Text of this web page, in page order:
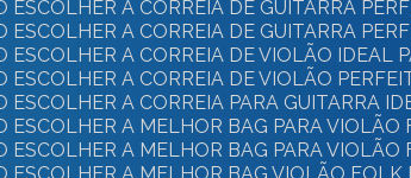
ESCOLHER A CORREIA DE GUITARRA
ESCOLHER A CORREIA DE GUITARRA
ESCOLHER A CORREIA DE VIOLÃO IDEAL
ESCOLHER A CORREIA DE VIOLÃO
ESCOLHER A CORREIA PARA GUITARRA
ESCOLHER A MELHOR BAG PARA
ESCOLHER A MELHOR BAG PARA